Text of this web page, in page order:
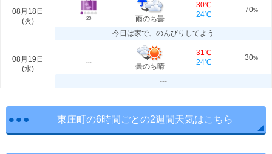
08月18日
(火) 20 雨のち曇
30℃
24℃
70%
今日は家で、のんびりしてよう
08月19日
(水)
---
---
曇のち晴
31℃
24℃
30%
---
東庄町の6時間ごとの2週間天気はこちら